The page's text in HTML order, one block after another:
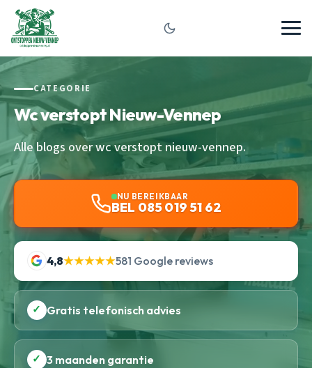
CATEGORIE
Wc verstopt Nieuw-Vennep
Alle blogs over wc verstopt nieuw-vennep.
NU BEREIKBAAR
BEL 085 019 51 62
4,8★★★★★581 Google reviews
✓ Gratis telefonisch advies
✓ 3 maanden garantie